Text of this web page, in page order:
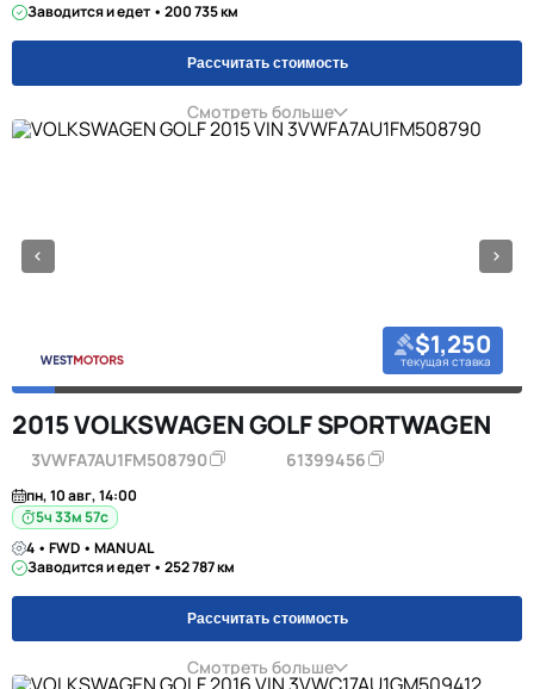
Заводится и едет • 200 735 км
Рассчитать стоимость
Смотреть больше
$1,250
текущая ставка
2015 VOLKSWAGEN GOLF SPORTWAGEN
3VWFA7AU1FM508790 61399456
пн, 10 авг, 14:00
5ч 33м 57с
4 • FWD • MANUAL
Заводится и едет • 252 787 км
Рассчитать стоимость
Смотреть больше